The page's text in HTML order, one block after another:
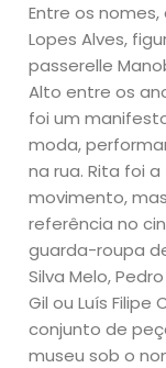
Entre os
Lopes Alves,
passerelle
Alto entre os
foi um
moda,
na rua. Rita foi
movimento,
referência no
guarda-roupa
Silva Melo,
Gil ou Luís Filipe
conjunto de
museu sob o